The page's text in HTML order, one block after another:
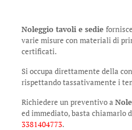
Noleggio tavoli e sedie
varie misure con materiali di
certificati.
Si occupa direttamente della
rispettando tassativamente i
Richiedere un preventivo a
ed immediato, basta chiamarlo
3381404773.